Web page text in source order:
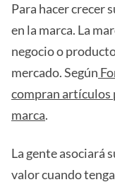
Para hacer crecer
en la marca. La
negocio o
mercado. Según
compran artículos
marca.
La gente asociará
valor cuando